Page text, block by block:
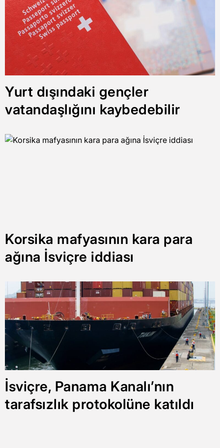
Yurt dışındaki gençler
vatandaşlığını kaybedebilir
Korsika mafyasının kara para
ağına İsviçre iddiası
İsviçre, Panama Kanalı’nın
tarafsızlık protokolüne katıldı